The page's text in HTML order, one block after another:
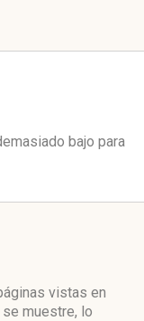
bajo para
vistas en
muestre, lo